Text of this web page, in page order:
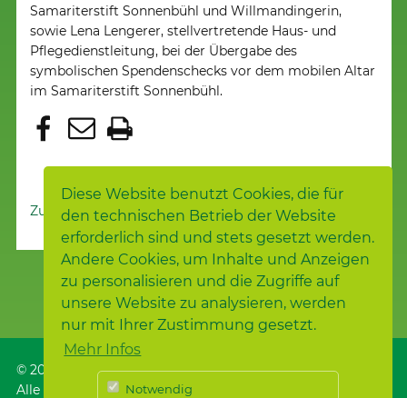
Diese Website benutzt Cookies, die für
den technischen Betrieb der Website
erforderlich sind und stets gesetzt werden.
Andere Cookies, um Inhalte und Anzeigen
zu personalisieren und die Zugriffe auf
unsere Website zu analysieren, werden
nur mit Ihrer Zustimmung gesetzt.
Mehr Infos
Notwendig
Samariterstift Sonnenbühl und Willmandingerin,
sowie Lena Lengerer, stellvertretende Haus- und
Pflegedienstleitung, bei der Übergabe des
symbolischen Spendenschecks vor dem mobilen Altar
im Samariterstift Sonnenbühl.
Zur Nachrichtenübersicht
© 2026 Samariterstiftung, Nürtingen
Alle Rechte vorbehalten.